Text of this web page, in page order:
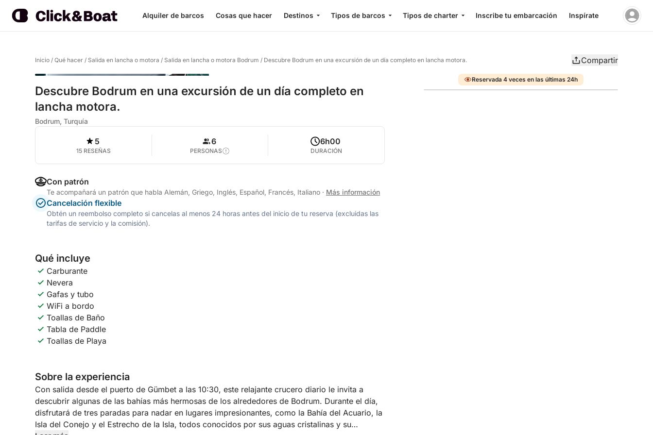
Alquiler de barcos Cosas que hacer Destinos Tipos de barcos Tipos de charter Inscribe tu embarcación Inspírate
Inicio / Qué hacer / Salida en lancha o motora / Salida en lancha o motora Bodrum / Descubre Bodrum en una excursión de un día completo en lancha motora. Compartir
Descubre Bodrum en una excursión de un día completo en
lancha motora.
Bodrum, Turquía
5
15 RESEÑAS
6
PERSONAS
6h00
DURACIÓN
Con patrón
Te acompañará un patrón que habla Alemán, Griego, Inglés, Español, Francés, Italiano · Más información
Cancelación flexible
Obtén un reembolso completo si cancelas al menos 24 horas antes del inicio de tu reserva (excluidas las
tarifas de servicio y la comisión).
Qué incluye
Carburante
Nevera
Gafas y tubo
WiFi a bordo
Toallas de Baño
Tabla de Paddle
Toallas de Playa
Sobre la experiencia
Con salida desde el puerto de Gümbet a las 10:30, este relajante crucero diario le invita a
descubrir algunas de las bahías más hermosas de los alrededores de Bodrum. Durante el día,
disfrutará de tres paradas para nadar en lugares impresionantes, como la Bahía del Acuario, la
Isla del Conejo y el Estrecho de la Isla, todos conocidos por sus aguas cristalinas y su
Reservada 4 veces en las últimas 24h